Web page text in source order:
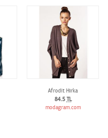
Afrodit Hırka
84.5 TL
modagram.com